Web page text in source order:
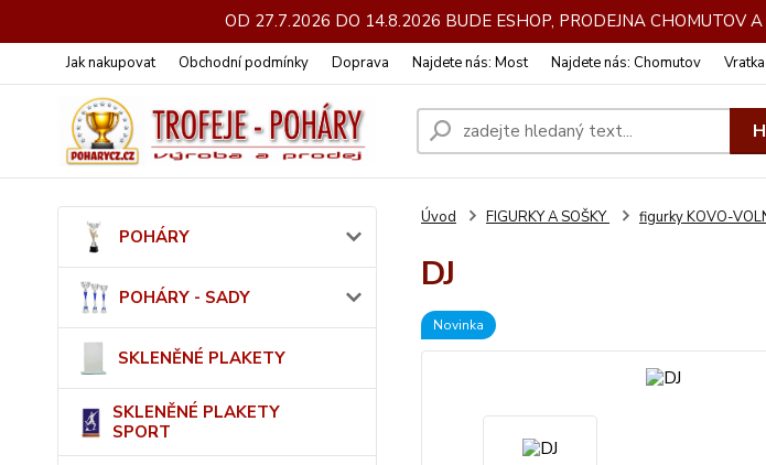
OD 27.7.2026 DO 14.8.2026 BUDE ESHOP, PRODEJNA CHOMUTOV
Jak nakupovat Obchodní podmínky Doprava Najdete nás: Most Najdete nás: Chomutov Vratka
POHÁRY
POHÁRY - SADY
SKLENĚNÉ PLAKETY
SKLENĚNÉ PLAKETY
SPORT
Úvod FIGURKY A SOŠKY figurky KOVO-
DJ
Novinka